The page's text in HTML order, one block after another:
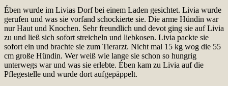
Ében wurde im Livias Dorf bei einem Laden gesichtet. Livia wurde
gerufen und was sie vorfand schockierte sie. Die arme Hündin war
nur Haut und Knochen. Sehr freundlich und devot ging sie auf Livia
zu und ließ sich sofort streicheln und liebkosen. Livia packte sie
sofort ein und brachte sie zum Tierarzt. Nicht mal 15 kg wog die 55
cm große Hündin. Wer weiß wie lange sie schon so hungrig
unterwegs war und was sie erlebte. Ében kam zu Livia auf die
Pflegestelle und wurde dort aufgepäppelt.